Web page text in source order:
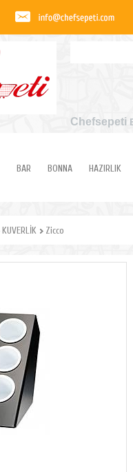
Chefsepeti
BAR BONNA HAZIRLIK
KUVERLİK Zicco